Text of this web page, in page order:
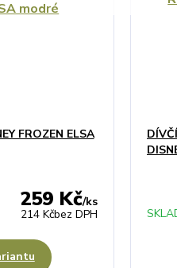
FROZEN ELSA
259 Kč/ks
214 Kčbez DPH